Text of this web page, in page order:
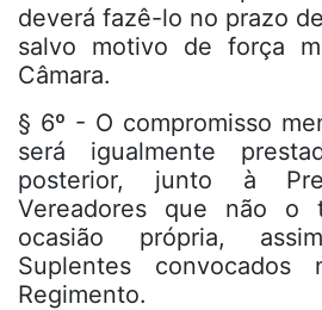
deverá fazê-lo no prazo
salvo motivo de força
Câmara.
§ 6º - O compromisso
será igualmente
posterior, junto à
Vereadores que não o
ocasião própria,
Suplentes
Regimento.